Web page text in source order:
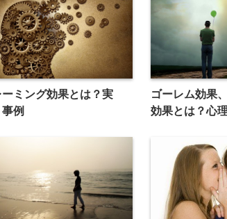
ーミング効果とは？実
例
ゴーレム効果
効果とは？心